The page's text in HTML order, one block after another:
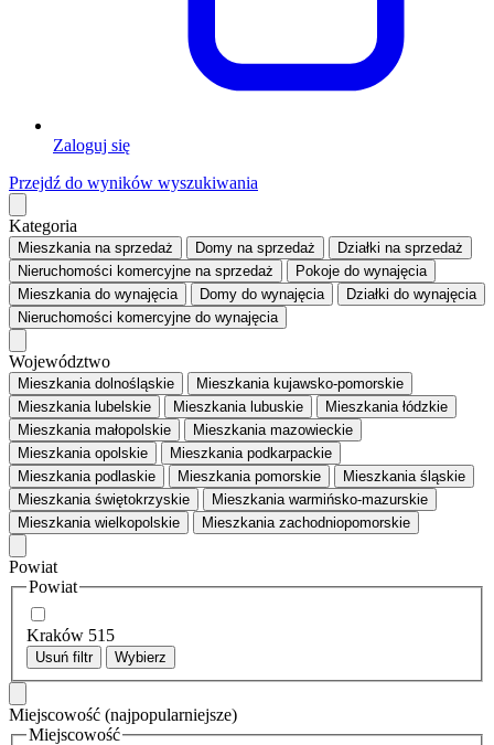
Zaloguj się
Przejdź do wyników wyszukiwania
Kategoria
Mieszkaniana sprzedaż Domy na sprzedaż Działki na sprzedaż
Nieruchomości komercyjne na sprzedaż Pokoje do wynajęcia
Mieszkaniado wynajęcia Domy do wynajęcia Działki do wynajęcia
Nieruchomości komercyjne do wynajęcia
Województwo
Mieszkania dolnośląskie
Mieszkania kujawsko-pomorskie
Mieszkania lubelskie
Mieszkania lubuskie
Mieszkania łódzkie
Mieszkania małopolskie
Mieszkania mazowieckie
Mieszkania opolskie
Mieszkania podkarpackie
Mieszkania podlaskie
Mieszkania pomorskie
Mieszkania śląskie
Mieszkania świętokrzyskie
Mieszkania warmińsko-mazurskie
Mieszkania wielkopolskie
Mieszkania zachodniopomorskie
Powiat
Powiat
Kraków 515
Usuń filtr Wybierz
Miejscowość (najpopularniejsze)
Miejscowość